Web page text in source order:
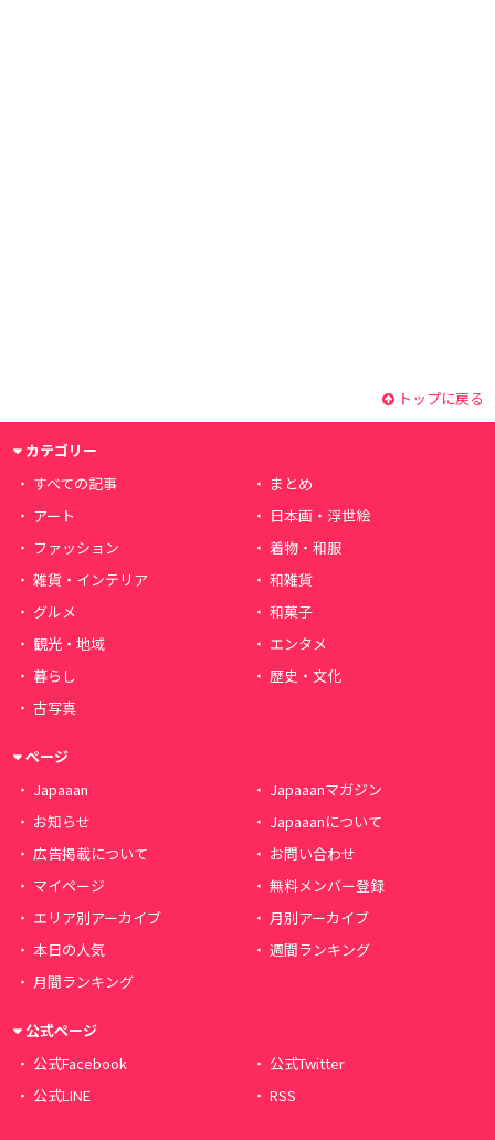
トップに戻る
カテゴリー
すべての記事
まとめ
アート
日本画・浮世絵
ファッション
着物・和服
雑貨・インテリア
和雑貨
グルメ
和菓子
観光・地域
エンタメ
暮らし
歴史・文化
古写真
ページ
Japaaan
Japaaanマガジン
お知らせ
Japaaanについて
広告掲載について
お問い合わせ
マイページ
無料メンバー登録
エリア別アーカイブ
月別アーカイブ
本日の人気
週間ランキング
月間ランキング
公式ページ
公式Facebook
公式Twitter
公式LINE
RSS